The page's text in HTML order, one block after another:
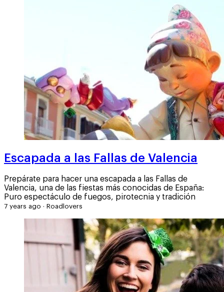
Escapada a las Fallas de Valencia
Prepárate para hacer una escapada a las Fallas de
Valencia, una de las fiestas más conocidas de España:
Puro espectáculo de fuegos, pirotecnia y tradición
7 years ago · Roadlovers